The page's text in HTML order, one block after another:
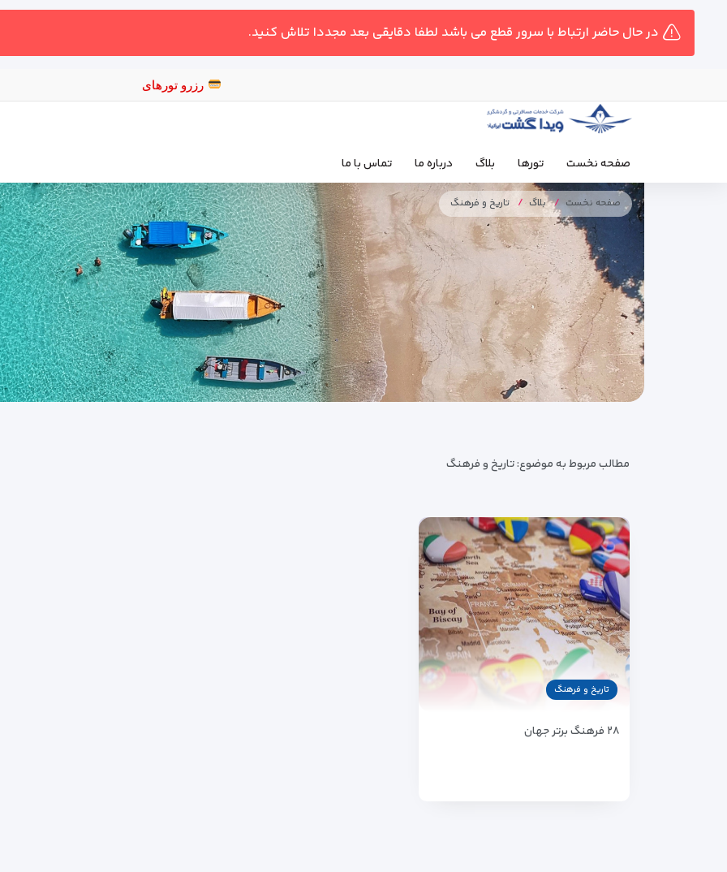
در حال حاضر ارتباط با سرور قطع می باشد لطفا دقایقی بعد مجددا تلاش کنید.
ر
صفحه نخست تورها بلاگ درباره ما تماس با ما
صفحه نخست بلاگ تاریخ و فرهنگ
مطالب مربوط به موضوع:تاریخ و فرهنگ
تاریخ و فرهنگ
۲۸ فرهنگ برتر جهان